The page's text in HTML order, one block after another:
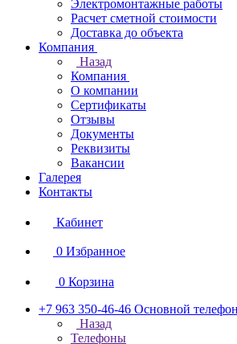
Электромонтажные работы
Расчет сметной стоимости
Доставка до объекта
Компания
Назад
Компания
О компании
Сертификаты
Отзывы
Документы
Реквизиты
Вакансии
Галерея
Контакты
Кабинет
0 Избранное
0 Корзина
+7 963 350-46-46 Основной телефон
Назад
Телефоны